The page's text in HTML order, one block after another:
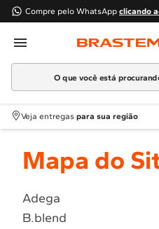
Compre pelo WhatsApp clicando
Em que
O que você está procurando?
Termos mais buscados
1º Geladeira
2
Fogao
4 º Lava Louça
5 º Cooktop
Veja entregas para sua região
Mapa do
Adega
B.blend